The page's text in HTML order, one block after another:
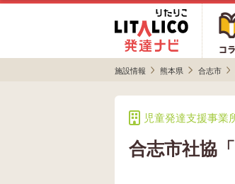
施設情報 熊本県 合志市
児童発達支援事業
合志市社協